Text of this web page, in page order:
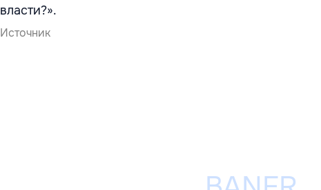
власти?».
Источник